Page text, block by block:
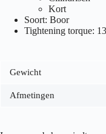
Kort
Soort: Boor
Tightening torque:
Gewicht
Afmetingen